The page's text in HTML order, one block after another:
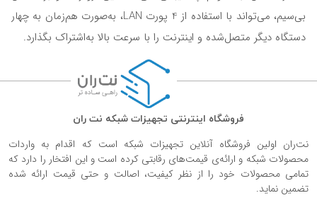
بی‌سیم، می‌تواند با استفاده از 4 پورت LAN، به‌صورت هم‌‎زمان به چهار
دستگاه دیگر متصل‌شده و اینترنت را با سرعت بالا به‌اشتراک بگذارد.
فروشگاه اینترنتی تجهیزات شبکه نت ران
نت‌ران اولین فروشگاه آنلاین تجهیزات شبکه است که اقدام به واردات
محصولات شبکه و ارائه‌ی قیمت‌های رقابتی کرده است و این افتخار را دارد که
تمامی محصولات خود را از نظر کیفیت، اصالت و حتی قیمت ارائه شده
تضمین نماید.